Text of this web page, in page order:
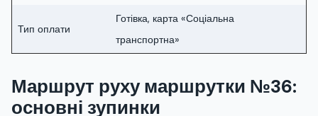
Тип оплати
Готівка, карта «Соціальна
транспортна»
Маршрут руху маршрутки №36:
основні зупинки